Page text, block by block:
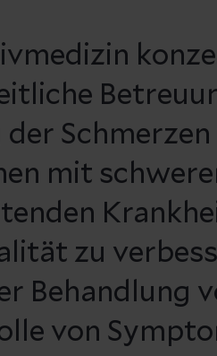
der Schmerzen
mit
zu
Behandlung
von